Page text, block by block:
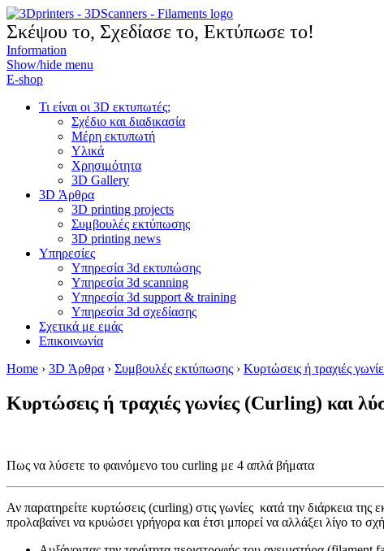
Σκέψου το, Σχεδίασε το, Εκτύπωσε το!
Information
Show/hide menu
Ε-shop
Τι είναι οι 3D εκτυπωτές;
Σχέδιο και διαδικασία
Μέρη εκτυπωτή
Υλικά
Χρησιμότητα
3D Gallery
3D Άρθρα
3D printing projects
Συμβουλές εκτύπωσης
3D printing news
Υπηρεσίες
Υπηρεσία 3d εκτυπώσης
Υπηρεσία 3d scanning
Υπηρεσία 3d support & training
Υπηρεσία 3d σχεδίασης
Σχετικά με εμάς
Επικοινωνία
Home › 3D Άρθρα › Συμβουλές εκτύπωσης › Κυρτώσεις ή τραχιές
Κυρτώσεις ή τραχιές γωνίες (Curling) και
Πως να λύσετε το φαινόμενο του curling με 4 απλά βήματα
Αν παρατηρείτε κυρτώσεις (curling) στις γωνίες κατά την διάρκεια
προλαβαίνει να κρυώσει γρήγορα και έτσι μπορεί να αλλάξει λίγο